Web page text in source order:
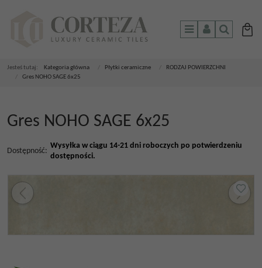
MenuPanelSzukaj
Jesteś tutaj: Kategoria główna Płytki ceramiczne
RODZAJ POWIERZCHNI
Gres NOHO SAGE 6x25
Gres NOHO SAGE 6x25
Dostępność:
Wysyłka w ciągu 14-21 dni roboczych po potwierdzeniu
dostępności.